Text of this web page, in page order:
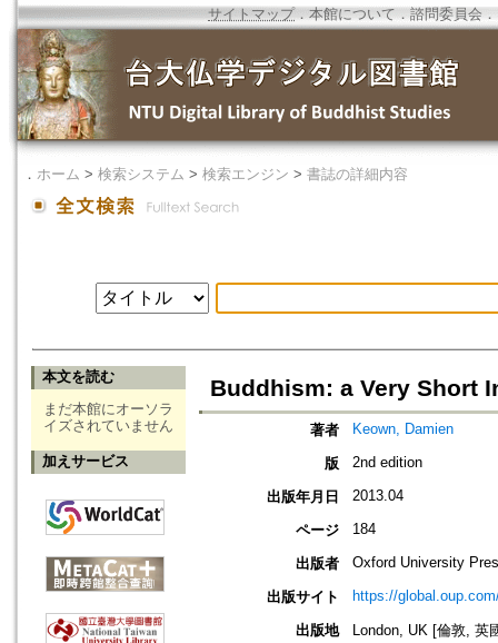
サイトマップ．本館について ． 諮問委員会 ．
． ホーム > 検索システム > 検索エンジン > 書誌の詳細内容
本文を読む
まだ本館にオーソラ
イズされていません
加えサービス
Buddhism: a Very Short
著者 Keown, Damien
版 2nd edition
出版年月日 2013.04
ページ 184
出版者 Oxford University
出版サイト https://
出版地
London, UK [倫敦, 英